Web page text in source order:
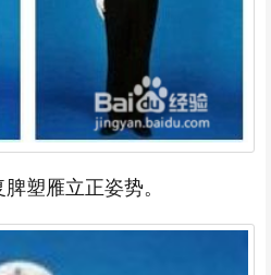
塑雁立正姿势。